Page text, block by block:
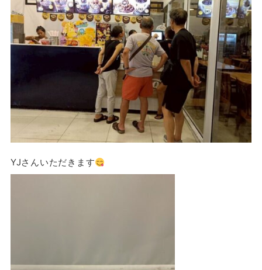
YJさんいただきます